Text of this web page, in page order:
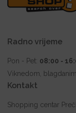
Radno vrijeme
Pon - Pet: 08:00 -
Viknedom,
Kontakt
Shopping centar